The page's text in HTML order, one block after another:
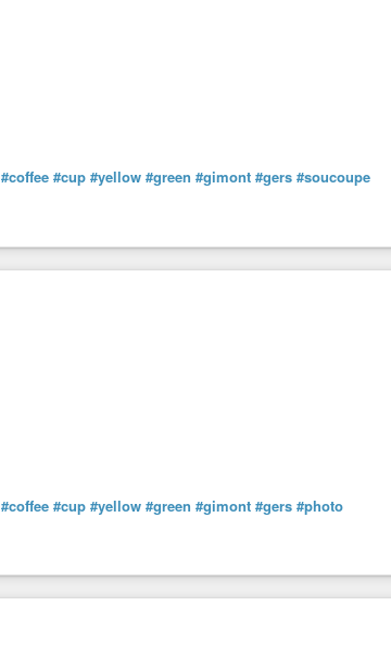
#coffee #cup #yellow #green #gimont #gers #soucoupe
#coffee #cup #yellow #green #gimont #gers #photo